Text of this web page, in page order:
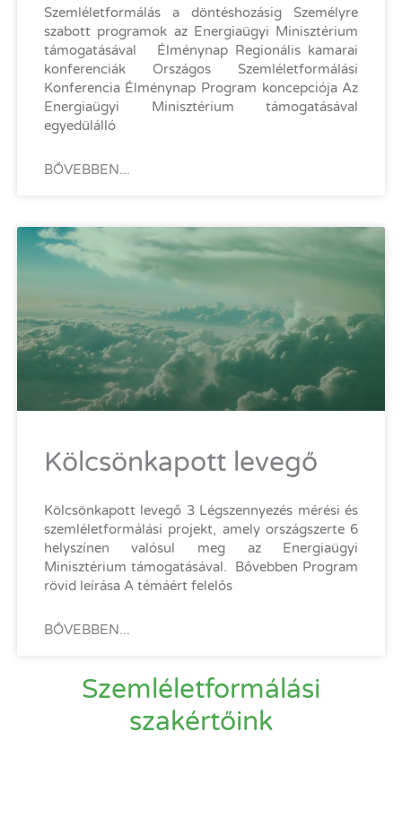
Szemléletformálás a döntéshozásig Személyre
szabott programok az Energiaügyi Minisztérium
támogatásával Élménynap Regionális kamarai
konferenciák Országos Szemléletformálási
Konferencia Élménynap Program koncepciója Az
Energiaügyi Minisztérium támogatásával
egyedülálló
BŐVEBBEN...
Kölcsönkapott levegő
Kölcsönkapott levegő 3 Légszennyezés mérési és
szemléletformálási projekt, amely országszerte 6
helyszínen valósul meg az Energiaügyi
Minisztérium támogatásával. Bővebben Program
rövid leírása A témáért felelős
BŐVEBBEN...
Szemléletformálási
szakértőink